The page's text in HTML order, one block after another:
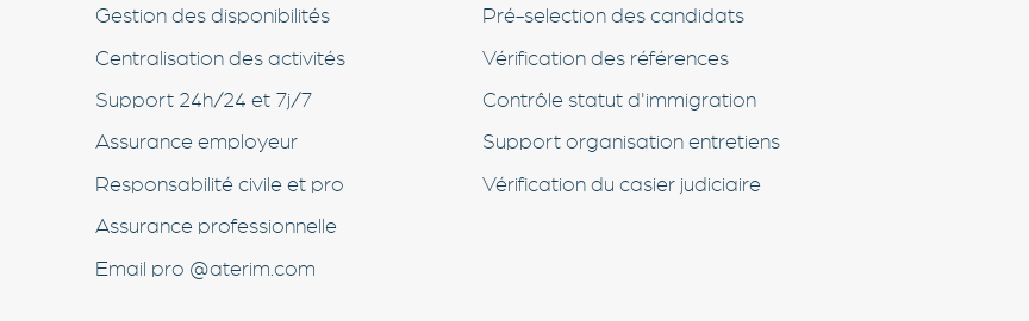
Gestion des disponibilités
Centralisation des activités
Support 24h/24 et 7j/7
Assurance employeur
Responsabilité civile et pro
Assurance professionnelle
Email pro @aterim.com
Pré-selection des candidats
Vérification des références
Contrôle statut d'immigration
Support organisation entretiens
Vérification du casier judiciaire